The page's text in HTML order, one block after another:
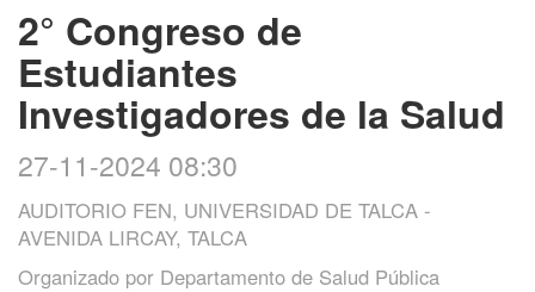
2° Congreso de
Estudiantes
Investigadores de la Salud
27-11-2024 08:30
AUDITORIO FEN, UNIVERSIDAD DE TALCA -
AVENIDA LIRCAY, TALCA
Organizado por Departamento de Salud Pública